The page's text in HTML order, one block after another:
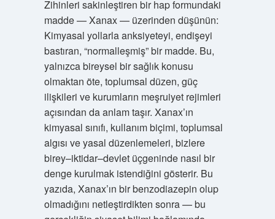
Zihinleri sakinleştiren bir hap formundaki
madde — Xanax — üzerinden düşünün:
Kimyasal yollarla anksiyeteyi, endişeyi
bastıran, “normalleşmiş” bir madde. Bu,
yalnızca bireysel bir sağlık konusu
olmaktan öte, toplumsal düzen, güç
ilişkileri ve kurumların meşruiyet rejimleri
açısından da anlam taşır. Xanax’ın
kimyasal sınıfı, kullanım biçimi, toplumsal
algısı ve yasal düzenlemeleri, bizlere
birey–iktidar–devlet üçgeninde nasıl bir
denge kurulmak istendiğini gösterir. Bu
yazıda, Xanax’ın bir benzodiazepin olup
olmadığını netleştirdikten sonra — bu